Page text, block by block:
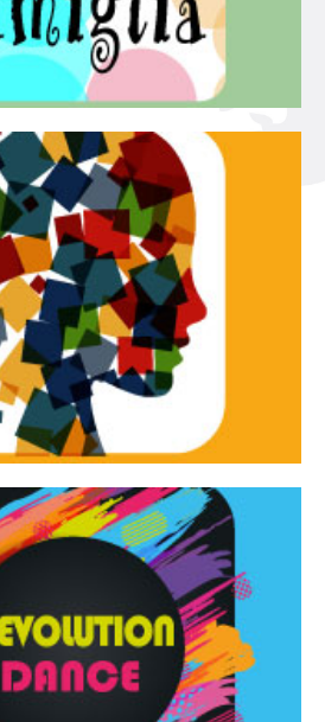
in famiglia
dinamiche
è una rassegna di teatro
e sperimentale.
Continua
Dance
contemporanea – I Edizione